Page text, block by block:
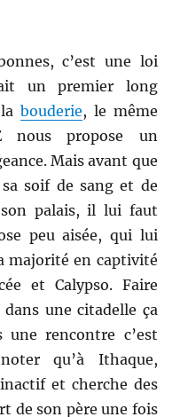
c’est une loi
un premier long
labouderie, le même
nous propose un
Mais avant que
soif de sang et de
son palais, il lui faut
peu aisée, qui lui
majorité en captivité
et Calypso. Faire
une citadelle ça
une rencontre c’est
qu’à Ithaque,
et cherche des
de son père une fois